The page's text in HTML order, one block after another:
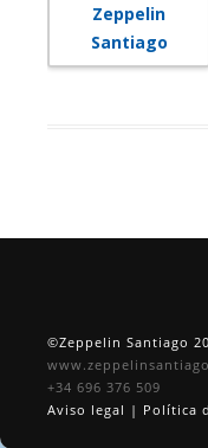
©Zeppelin Santiago
+34 696 376 509
Aviso legal | Política